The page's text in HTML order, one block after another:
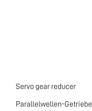
Servo gear reducer
Parallelwellen-Getriebe